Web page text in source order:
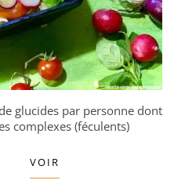
glucides par personne dont
complexes (féculents)
VOIR